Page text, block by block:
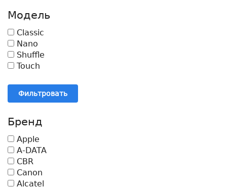
Модель
Classic
Nano
Shuffle
Touch
Фильтровать
Бренд
Apple
A-DATA
CBR
Canon
Alcatel